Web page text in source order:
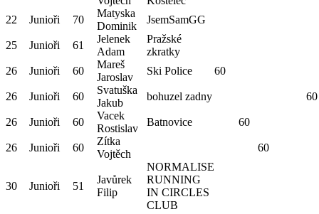
22 Junioři 70
Matyska
Dominik
JsemSamGG
25 Junioři 61
Jelenek
Adam
Pražské
zkratky
26
Junioři 60
Mareš
Jaroslav
Ski Police 60
26 Junioři 60
Svatuška
Jakub
bohuzel zadny 60
26 Junioři 60
Vacek
Rostislav
Batnovice 60
26 Junioři 60
Zítka
Vojtěch
60
30 Junioři 51
Javůrek
Filip
NORMALISE
RUNNING
IN CIRCLES
CLUB